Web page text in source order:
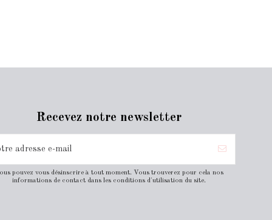
Recevez notre newsletter
pouvez vous désinscrire à tout moment. Vous trouverez pour cela nos
informations de contact dans les conditions d'utilisation du site.